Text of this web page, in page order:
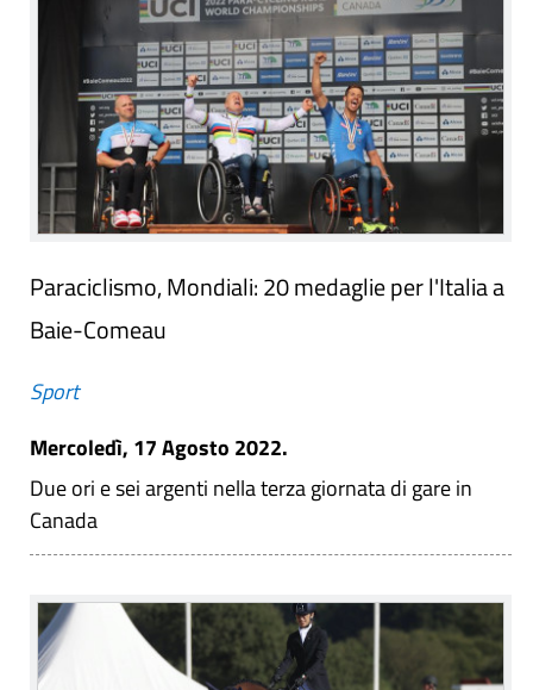
Paraciclismo, Mondiali: 20 medaglie per l'Italia a
Baie-Comeau
Sport
Mercoledì, 17 Agosto 2022.
Due ori e sei argenti nella terza giornata di gare in
Canada